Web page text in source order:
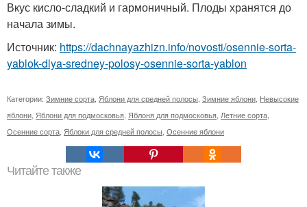
Вкус кисло-сладкий и гармоничный. Плоды хранятся до
начала зимы.
Источник: https://dachnayazhizn.info/novosti/osennie-sorta-
yablok-dlya-sredney-polosy-osennie-sorta-yablon
Категории: Зимние сорта Яблони для средней полосы Зимние яблони Невысокие
яблони Яблони для подмосковья Яблоня для подмосковья Летние сорта
Осенние сорта Яблоки для средней полосы Осенние яблони
Читайте также